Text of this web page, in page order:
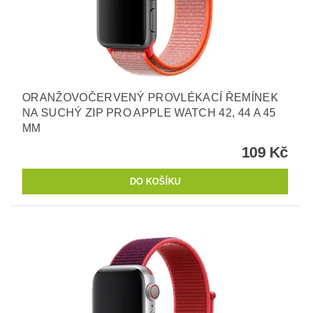
ORANŽOVOČERVENÝ PROVLÉKACÍ ŘEMÍNEK
NA SUCHÝ ZIP PRO APPLE WATCH 42, 44 A 45
MM
109 Kč